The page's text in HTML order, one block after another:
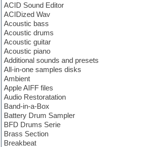
ACID Sound Editor
ACIDized Wav
Acoustic bass
Acoustic drums
Acoustic guitar
Acoustic piano
Additional sounds and presets
All-in-one samples disks
Ambient
Apple AIFF files
Audio Restoratation
Band-in-a-Box
Battery Drum Sampler
BFD Drums Serie
Brass Section
Breakbeat